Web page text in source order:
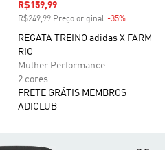
Preço com desconto
R$159,99
R$249,99 Preço original -35%
REGATA TREINO adidas X FARM
RIO
Mulher Performance
2 cores
FRETE GRÁTIS MEMBROS
ADICLUB